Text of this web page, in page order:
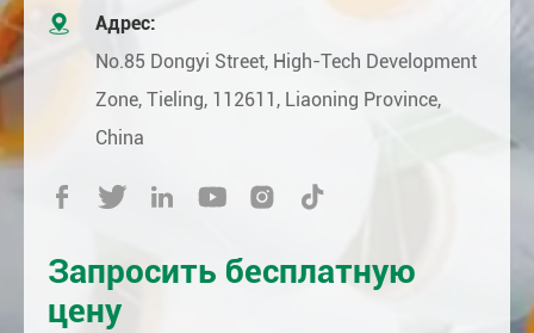

Адрес:
No.85 Dongyi Street, High-Tech Development
Zone, Tieling, 112611, Liaoning Province,
China
     
Запросить бесплатную
цену